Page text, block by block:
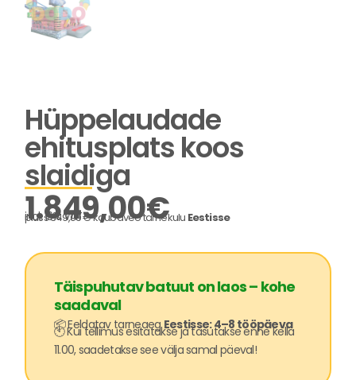
Hüppelaudade
ehitusplats koos
slaidiga
1.849,00€
incl. 19% VAT
pluss 349,00 € kaubaveo tarnekulu Eestisse
Täispuhutav batuut on laos – kohe
saadaval
📦 Eeldatav tarneaegEestisse: 4–8 tööpäeva
🕙 Kui tellimus esitatakse ja tasutakse enne kella
11.00, saadetakse see välja samal päeval!